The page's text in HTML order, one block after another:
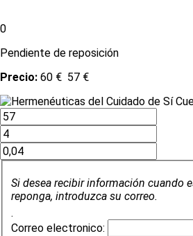
0
Pendiente de reposición
Precio: 60 € 57 €
Si desea recibir información cuando
reponga, introduzca su correo.
.
Correo electronico: